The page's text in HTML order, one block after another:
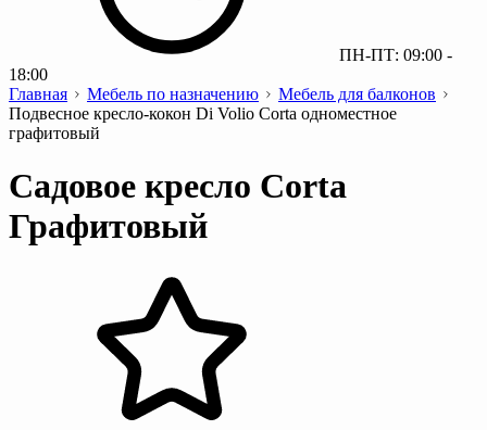
ПН-ПТ: 09:00 -
18:00
Главная
Мебель по назначению
Мебель для балконов
Подвесное кресло-кокон Di Volio Corta одноместное
графитовый
Садовое кресло Corta
Графитовый